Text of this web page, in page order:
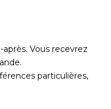
Vous recevrez
particulières,